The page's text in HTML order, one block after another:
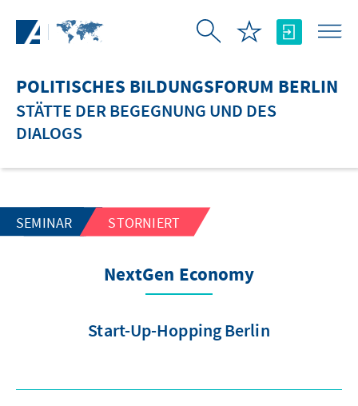
POLITISCHES BILDUNGSFORUM BERLIN
STÄTTE DER BEGEGNUNG UND DES
DIALOGS
SEMINAR STORNIERT
NextGen Economy
Start-Up-Hopping Berlin